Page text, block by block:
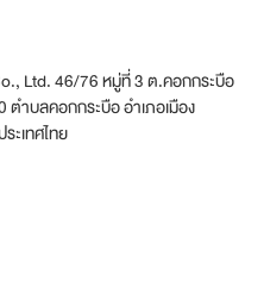
Ltd. 46/76 หมู่ที่ 3 ต.คอกกระบือ
ำบลคอกกระบือ อำเภอเมือง
ะเทศไทย